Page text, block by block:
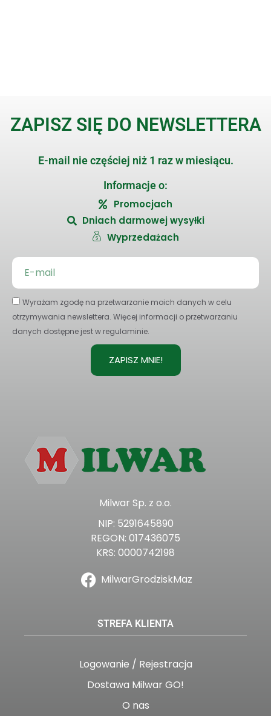
ZAPISZ SIĘ DO NEWSLETTERA
E-mail nie częściej niż 1 raz w miesiącu.
Informacje o:
Promocjach
Dniach darmowej wysyłki
Wyprzedażach
Wyrażam zgodę na przetwarzanie moich danych w celu
otrzymywania newslettera. Więcej informacji o przetwarzaniu
danych dostępne jest w regulaminie.
ZAPISZ MNIE!
Milwar Sp. z o.o.
NIP: 5291645890
REGON: 017436075
KRS: 0000742198
MilwarGrodziskMaz
STREFA KLIENTA
Logowanie / Rejestracja
Dostawa Milwar GO!
O nas